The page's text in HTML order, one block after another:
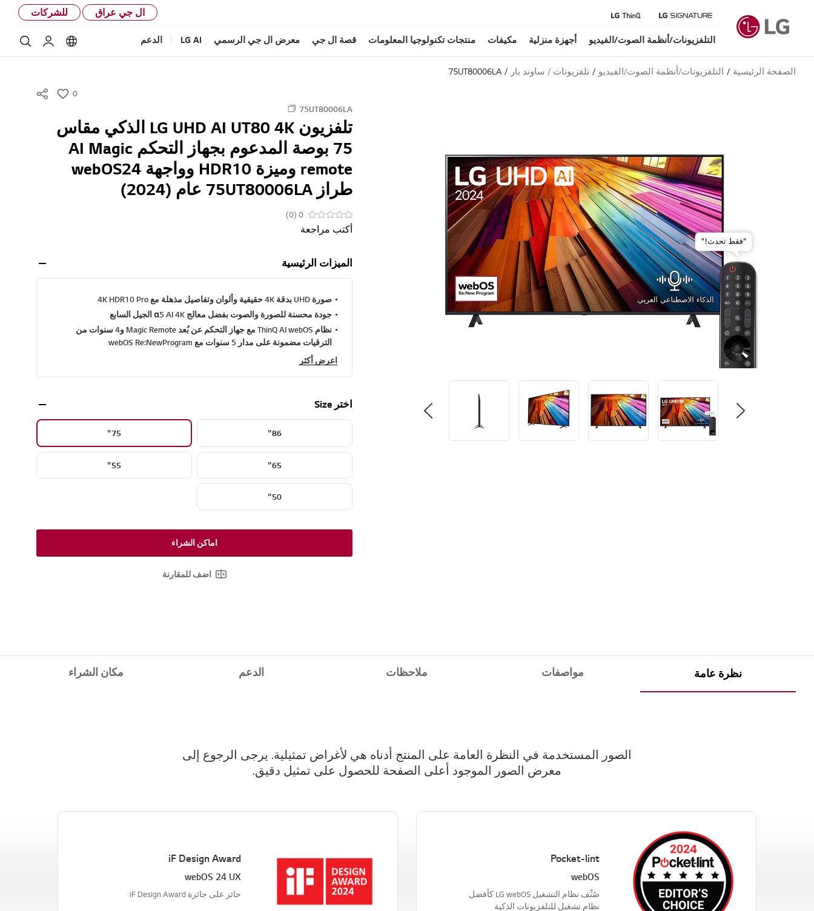
ال جي عراق للشركات
التلفزيونات/أنظمة الصوت/الفيديو أجهزة منزلية مكيفات منتجات تكنولوجيا المعلومات قصة ال جي معرض ال جي الرسمي LG AI الدعم options
My LG
الصفحة الرئيسية التلفزيونات/أنظمة الصوت/الفيديو تلفزيونات / ساوند بار 75UT80006LA
0
s
h
75UT80006LA
تلفزيون LG UHD AI UT80 4K الذكي مقاس
75 بوصة المدعوم بجهاز التحكم AI Magic
remote وميزة HDR10 وواجهة webOS24
طراز 75UT80006LA عام (2024)
0 (0)
أكتب مراجعة
الميزات الرئيسية
صورة UHD بدقة 4K حقيقية وألوان وتفاصيل مذهلة مع 4K HDR10 Pro
جودة محسنة للصورة والصوت بفضل معالج α5 AI 4K الجيل السابع
نظام ThinQ AI webOS مع جهاز التحكم عن بُعد Magic Remote و4 سنوات من
الترقيات مضمونة على مدار 5 سنوات مع webOS Re:NewProgram
اعرض أكثر
اختر Size
86"
75"
65"
55"
50"
اماكن الشراء
اضف للمقارنة
نظرة عامة مواصفات ملاحظات الدعم مكان الشراء
الصور المستخدمة في النظرة العامة على المنتج أدناه هي لأغراض تمثيلية. يرجى الرجوع إلى
معرض الصور الموجود أعلى الصفحة للحصول على تمثيل دقيق.
Pocket-lint
webOS
صُنِّف نظام التشغيل LG webOS كأفضل
نظام تشغيل للتلفزيونات الذكية
iF Design Award
webOS 24 UX
حائز على جائزة iF Design Award